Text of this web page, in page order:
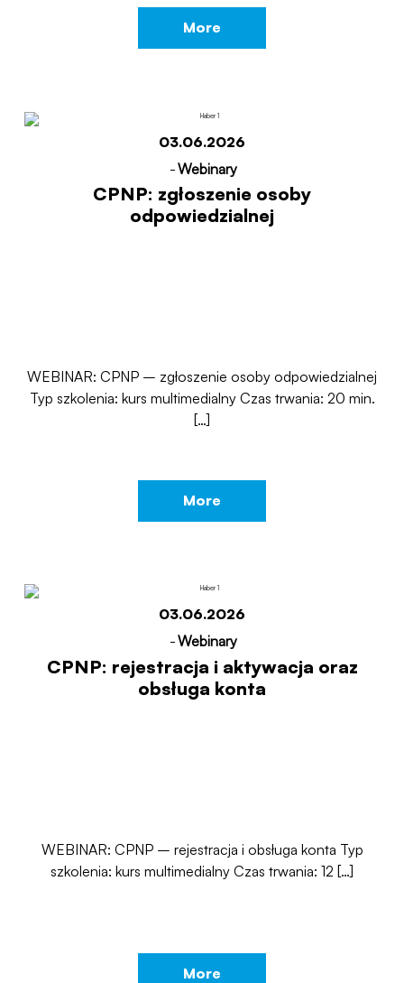
More
03.06.2026
-Webinary
CPNP: zgłoszenie osoby
odpowiedzialnej
WEBINAR: CPNP – zgłoszenie osoby odpowiedzialnej
Typ szkolenia: kurs multimedialny Czas trwania: 20 min.
[…]
More
03.06.2026
-Webinary
CPNP: rejestracja i aktywacja oraz
obsługa konta
WEBINAR: CPNP – rejestracja i obsługa konta Typ
szkolenia: kurs multimedialny Czas trwania: 12 […]
More